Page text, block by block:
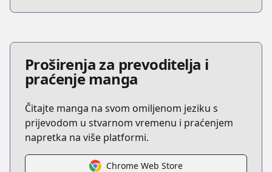
Proširenja za prevoditelja i
praćenje manga
Čitajte manga na svom omiljenom jeziku s
prijevodom u stvarnom vremenu i praćenjem
napretka na više platformi.
Chrome Web Store